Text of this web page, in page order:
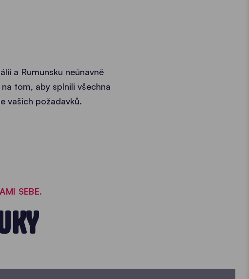
a Rumunsku neúnavně
tom, aby splnili všechna
vašich požadavků.
SEBE.